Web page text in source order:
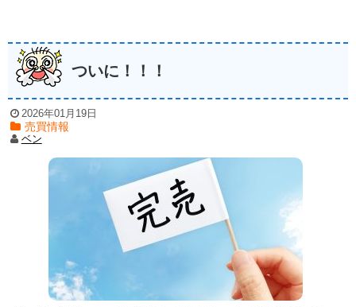
ついに！！！
2026年01月19日
売買情報
ベン